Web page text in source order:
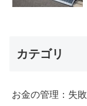
カテゴリ
お金の管理：失